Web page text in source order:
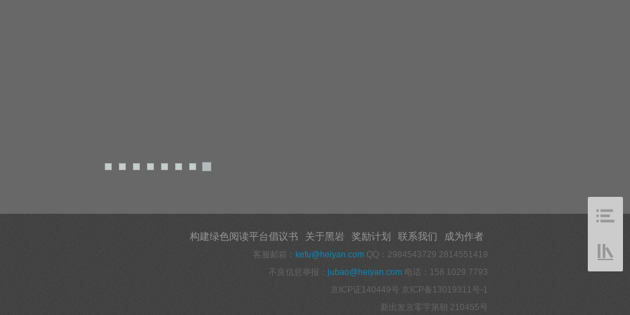
构建绿色阅读平台倡议书 关于黑岩 奖励计划 联系我们 成为作者
客服邮箱： kefu@heiyan.com QQ：2984543729 2814551419
不良信息举报： jubao@heiyan.com 电话：158 1029 7793
京ICP证140449号 京ICP备13019311号-1
新出发京零字第朝 210455号